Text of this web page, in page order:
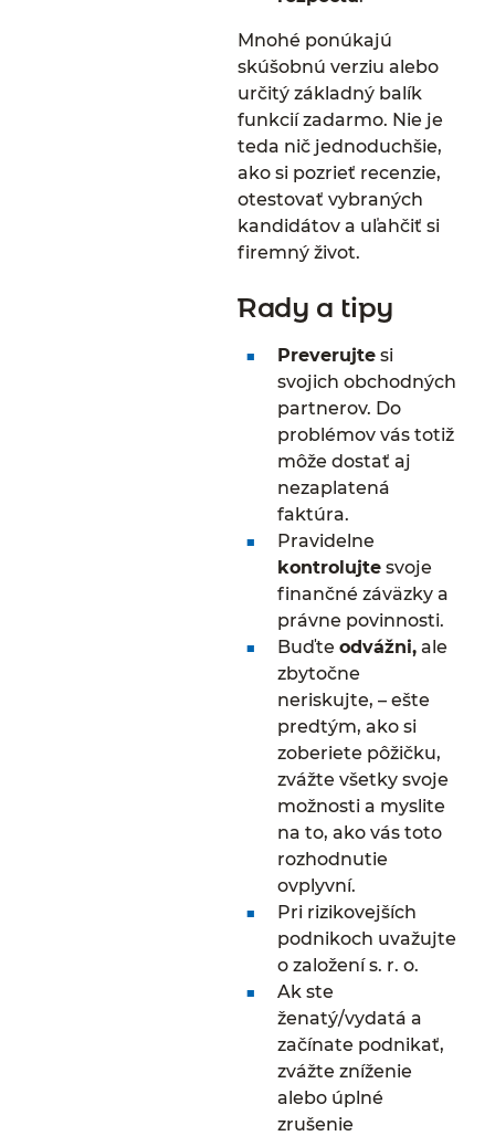
Mnohé ponúkajú
skúšobnú verziu alebo
určitý základný balík
funkcií zadarmo. Nie je
teda nič jednoduchšie,
ako si pozrieť recenzie,
otestovať vybraných
kandidátov a uľahčiť si
firemný život.
Rady a tipy
Preverujte si
svojich obchodných
partnerov. Do
problémov vás totiž
môže dostať aj
nezaplatená
faktúra.
Pravidelne
kontrolujte svoje
finančné záväzky a
právne povinnosti.
Buďteodvážni, ale
zbytočne
neriskujte, – ešte
predtým, ako si
zoberiete pôžičku,
zvážte všetky svoje
možnosti a myslite
na to, ako vás toto
rozhodnutie
ovplyvní.
Pri rizikovejších
podnikoch uvažujte
o založení s. r. o.
Ak ste
ženatý/vydatá a
začínate podnikať,
zvážte zníženie
alebo úplné
zrušenie